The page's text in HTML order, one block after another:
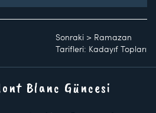
Sonraki > Ramazan
Tarifleri: Kadayıf Topları
Blanc Güncesi